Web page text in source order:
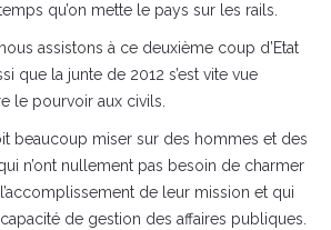
qu’on mette le pays sur les rails.
assistons à ce deuxième coup d’Etat
que la junte de 2012 s’est vite vue
le pourvoir aux civils.
beaucoup miser sur des hommes et des
n’ont nullement pas besoin de charmer
de leur mission et qui
de gestion des affaires publiques.